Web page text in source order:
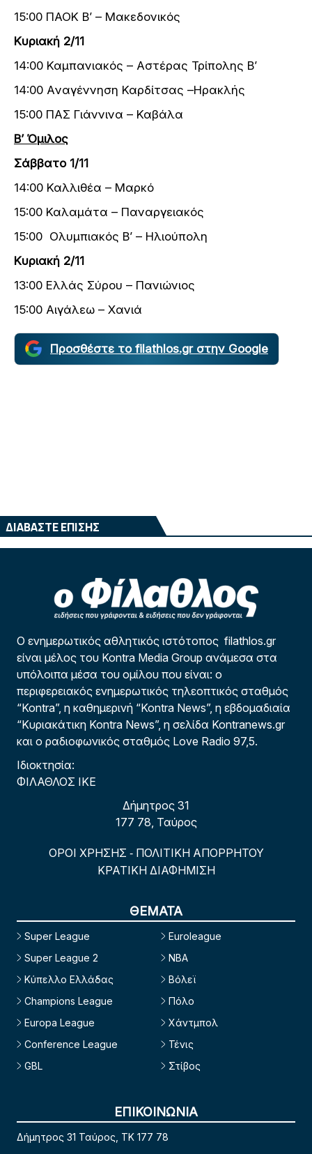
15:00 ΠΑΟΚ Β’ – Μακεδονικός
Κυριακή 2/11
14:00 Καμπανιακός – Αστέρας Τρίπολης B’
14:00 Aναγέννηση Καρδίτσας –Ηρακλής
15:00 ΠΑΣ Γιάννινα – Καβάλα
Β’ Όμιλος
Σάββατο 1/11
14:00 Καλλιθέα – Mαρκό
15:00 Καλαμάτα – Παναργειακός
15:00 Oλυμπιακός Β’ – Ηλιούπολη
Κυριακή 2/11
13:00 Ελλάς Σύρου – Πανιώνιος
15:00 Αιγάλεω – Χανιά
Προσθέστε το filathlos.gr στην Google
ΔΙΑΒΑΣΤΕ ΕΠΙΣΗΣ
Ο ενημερωτικός αθλητικός ιστότοπος filathlos.gr
είναι μέλος του Kontra Media Group ανάμεσα στα
υπόλοιπα μέσα του ομίλου που είναι: ο
περιφερειακός ενημερωτικός τηλεοπτικός σταθμός
“Kontra”, η καθημερινή “Kontra News”, η εβδομαδιαία
“Κυριακάτικη Kontra News”, η σελίδα Kontranews.gr
και ο ραδιοφωνικός σταθμός Love Radio 97,5.
Ιδιοκτησία:
ΦΙΛΑΘΛΟΣ ΙΚΕ
Δήμητρος 31
177 78, Ταύρος
ΟΡΟΙ ΧΡΗΣΗΣ - ΠΟΛΙΤΙΚΗ ΑΠΟΡΡΗΤΟΥ
ΚΡΑΤΙΚΗ ΔΙΑΦΗΜΙΣΗ
ΘΕΜΑΤΑ
Super League
Super League 2
Κύπελλο Ελλάδας
Champions League
Europa League
Conference League
GBL
Euroleague
NBA
Βόλεϊ
Πόλο
Χάντμπολ
Τένις
Στίβος
ΕΠΙΚΟΙΝΩΝΙΑ
Δήμητρος 31 Ταύρος, TK 177 78